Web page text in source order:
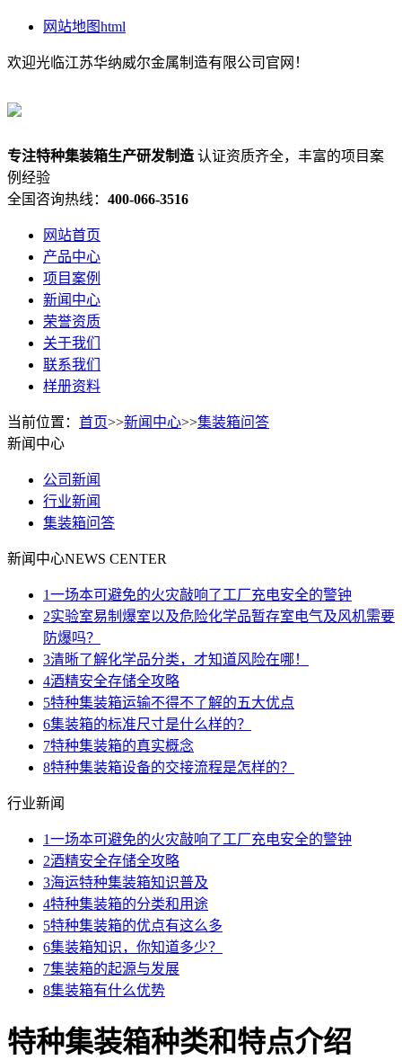
网站地图html
欢迎光临江苏华纳威尔金属制造有限公司官网！
专注特种集装箱生产研发制造 认证资质齐全，丰富的项目案
例经验
全国咨询热线： 400-066-3516
网站首页
产品中心
项目案例
新闻中心
荣誉资质
关于我们
联系我们
样册资料
当前位置： 首页>>新闻中心>>集装箱问答
新闻中心
公司新闻
行业新闻
集装箱问答
新闻中心NEWS CENTER
1一场本可避免的火灾敲响了工厂充电安全的警钟
2实验室易制爆室以及危险化学品暂存室电气及风机需要
防爆吗？
3清晰了解化学品分类，才知道风险在哪！
4酒精安全存储全攻略
5特种集装箱运输不得不了解的五大优点
6集装箱的标准尺寸是什么样的？
7特种集装箱的真实概念
8特种集装箱设备的交接流程是怎样的？
行业新闻
1一场本可避免的火灾敲响了工厂充电安全的警钟
2酒精安全存储全攻略
3海运特种集装箱知识普及
4特种集装箱的分类和用途
5特种集装箱的优点有这么多
6集装箱知识，你知道多少？
7集装箱的起源与发展
8集装箱有什么优势
特种集装箱种类和特点介绍